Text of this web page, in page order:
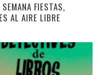
FIESTAS,
AL AIRE LIBRE